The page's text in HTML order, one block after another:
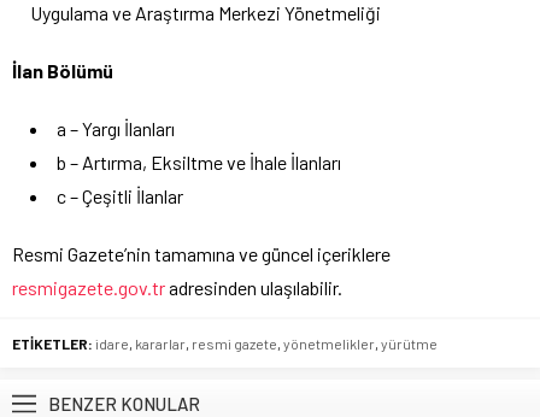
Uygulama ve Araştırma Merkezi Yönetmeliği
İlan Bölümü
a – Yargı İlanları
b – Artırma, Eksiltme ve İhale İlanları
c – Çeşitli İlanlar
Resmi Gazete’nin tamamına ve güncel içeriklere
resmigazete.gov.tradresinden ulaşılabilir.
ETİKETLER: idare, kararlar, resmi gazete, yönetmelikler, yürütme
BENZER KONULAR